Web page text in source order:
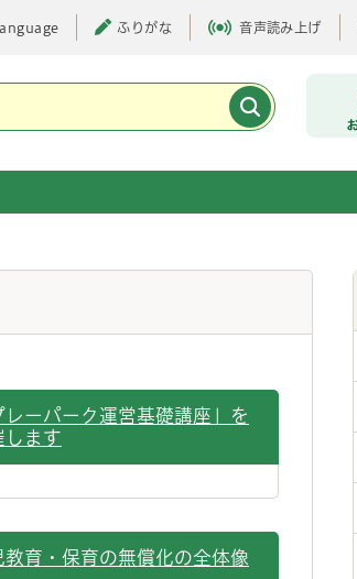
ふりがな 音声読み上げ
レーパーク運営基礎講座」を
します
教育・保育の無償化の全体像